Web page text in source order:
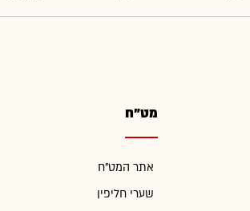
מט"ח
אתר המט"ח
שערי חליפין